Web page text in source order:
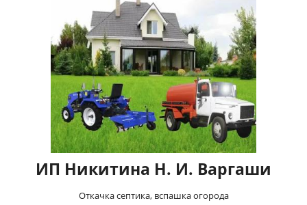
ИП Никитина Н. И. Варгаши
Откачка септика, вспашка огорода